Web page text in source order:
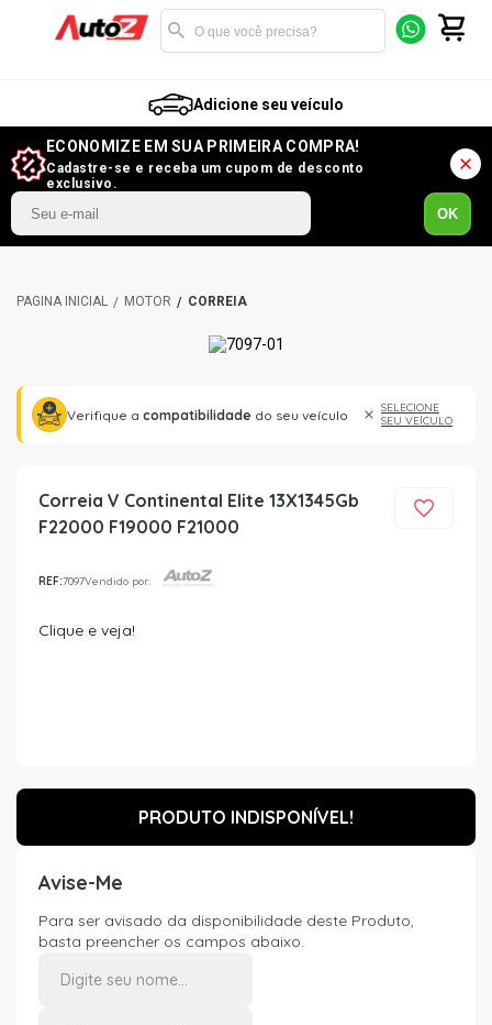
Adicione seu veículo
ECONOMIZE EM SUA PRIMEIRA COMPRA!
Cadastre-se e receba um cupom de desconto
exclusivo.
OK
MOTOR CORREIA
Verifique a compatibilidade do seu veículo
SELECIONE
SEU VEÍCULO
Correia V Continental Elite 13X1345Gb
F22000 F19000 F21000
REF:7097Vendido por:
Clique e veja!
PRODUTO INDISPONÍVEL!
Avise-Me
Para ser avisado da disponibilidade deste Produto,
basta preencher os campos abaixo.